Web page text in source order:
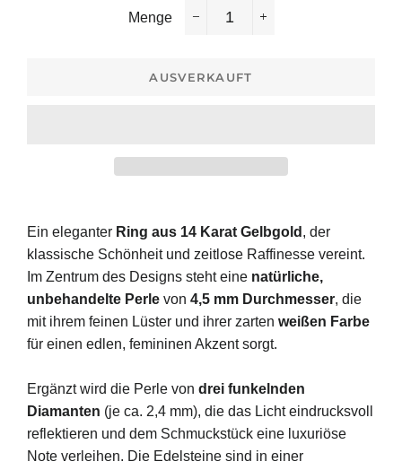
Menge
AUSVERKAUFT
Ein eleganter Ring aus 14 Karat Gelbgold , der
klassische Schönheit und zeitlose Raffinesse vereint.
Im Zentrum des Designs steht eine natürliche,
unbehandelte Perle von 4,5 mm Durchmesser, die
mit ihrem feinen Lüster und ihrer zarten weißen Farbe
für einen edlen, femininen Akzent sorgt.
Ergänzt wird die Perle von drei funkelnden
Diamanten (je ca. 2,4 mm), die das Licht eindrucksvoll
reflektieren und dem Schmuckstück eine luxuriöse
Note verleihen. Die Edelsteine sind in einer